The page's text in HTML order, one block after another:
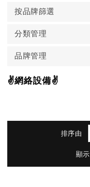
按品牌篩選
分類管理
品牌管理
✌️網絡設備✌️
排序由
顯示